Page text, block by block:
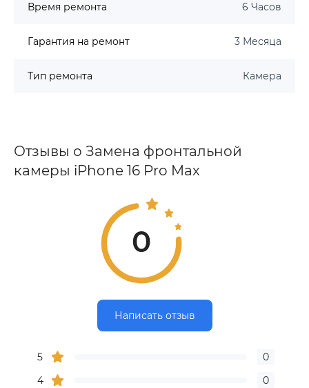
Время ремонта 6 Часов
Гарантия на ремонт 3 Месяца
Тип ремонта Камера
Отзывы о Замена фронтальной
камеры iPhone 16 Pro Max
0
Написать отзыв
5
0
4
0